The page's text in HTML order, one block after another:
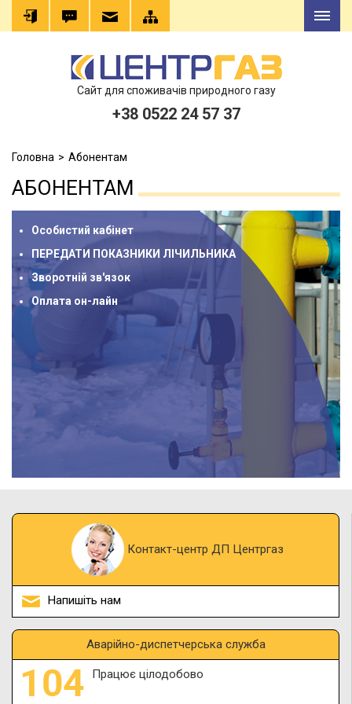
Сайт для споживачів природного газу
+38 0522 24 57 37
Головна Абонентам
АБОНЕНТАМ
Особистий кабінет
ПЕРЕДАТИ ПОКАЗНИКИ ЛІЧИЛЬНИКА
Зворотній зв'язок
Оплата он-лайн
Контакт-центр ДП Центргаз
Напишіть нам
Аварійно-диспетчерська служба
Працює цілодобово